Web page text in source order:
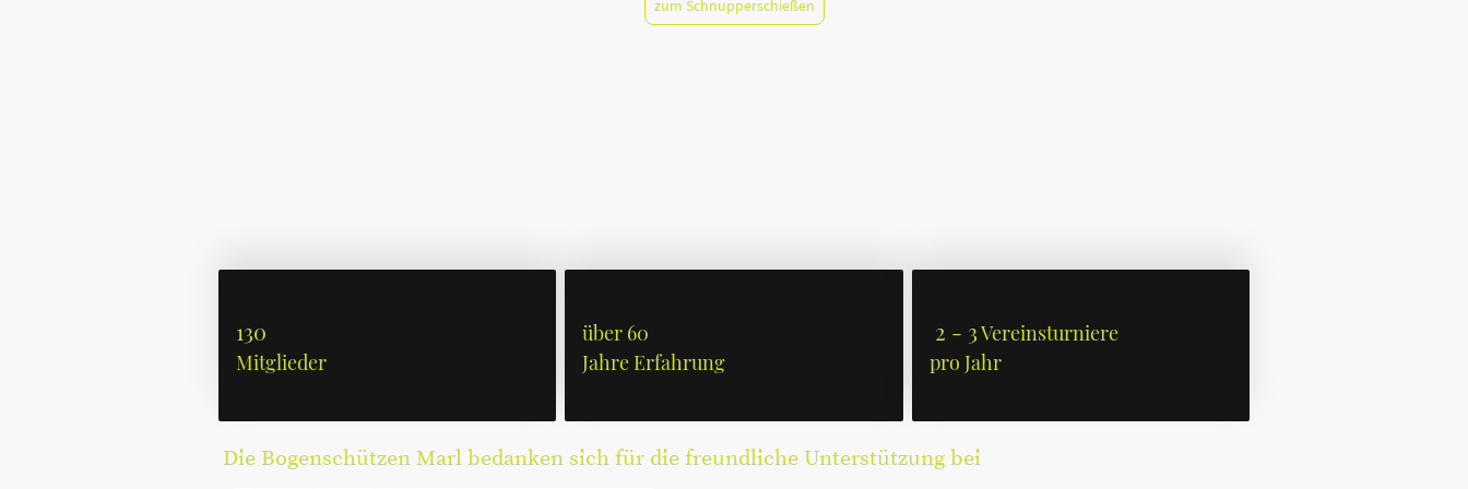
zum Schnupperschießen
130
Mitglieder
über 60
Jahre Erfahrung
2 - 3Vereinsturniere
pro Jahr
Die Bogenschützen Marl bedanken sich für die freundliche Unterstützung bei